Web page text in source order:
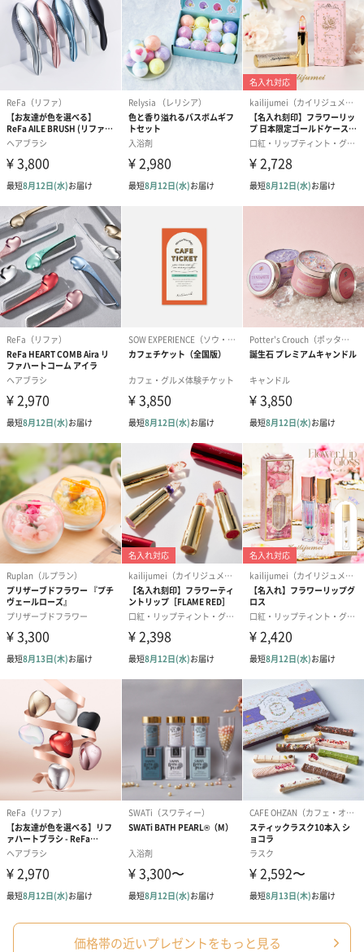
価格帯の近いプレゼントをもっと見る